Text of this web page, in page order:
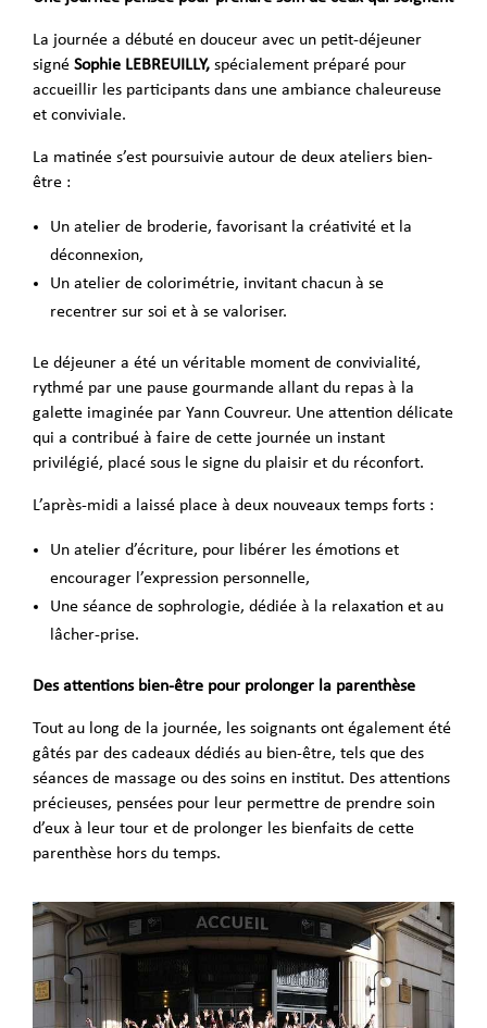
La journée a débuté en douceur avec un petit-déjeuner
signé Sophie LEBREUILLY, spécialement préparé pour
accueillir les participants dans une ambiance chaleureuse
et conviviale.
La matinée s’est poursuivie autour de deux ateliers bien-
être :
Un atelier de broderie, favorisant la créativité et la
déconnexion,
Un atelier de colorimétrie, invitant chacun à se
recentrer sur soi et à se valoriser.
Le déjeuner a été un véritable moment de convivialité,
rythmé par une pause gourmande allant du repas à la
galette imaginée par Yann Couvreur. Une attention délicate
qui a contribué à faire de cette journée un instant
privilégié, placé sous le signe du plaisir et du réconfort.
L’après-midi a laissé place à deux nouveaux temps forts :
Un atelier d’écriture, pour libérer les émotions et
encourager l’expression personnelle,
Une séance de sophrologie, dédiée à la relaxation et au
lâcher-prise.
Des attentions bien-être pour prolonger la parenthèse
Tout au long de la journée, les soignants ont également été
gâtés par des cadeaux dédiés au bien-être, tels que des
séances de massage ou des soins en institut. Des attentions
précieuses, pensées pour leur permettre de prendre soin
d’eux à leur tour et de prolonger les bienfaits de cette
parenthèse hors du temps.